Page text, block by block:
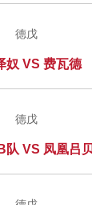
德戊
奴 VS 费瓦德
德戊
队 VS 凤凰吕